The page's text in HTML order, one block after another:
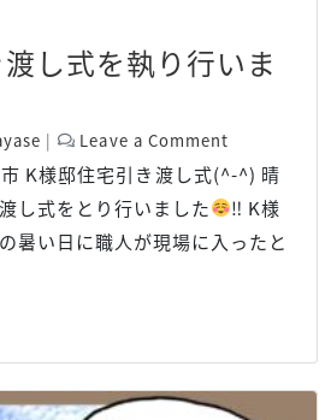
し式を執り行いま
| Leave a Comment
K様邸住宅引き渡し式(^-^) 晴
し式をとり行いました
‼︎ K様
暑い日に職人が現場に入ったと